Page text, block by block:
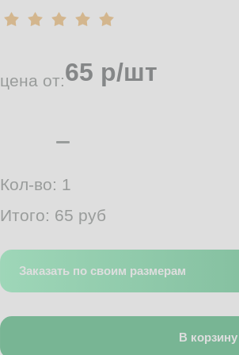
цена от:65 р/шт
Кол-во: 1
Итого: 65 руб
Заказать по своим размерам
В корзину